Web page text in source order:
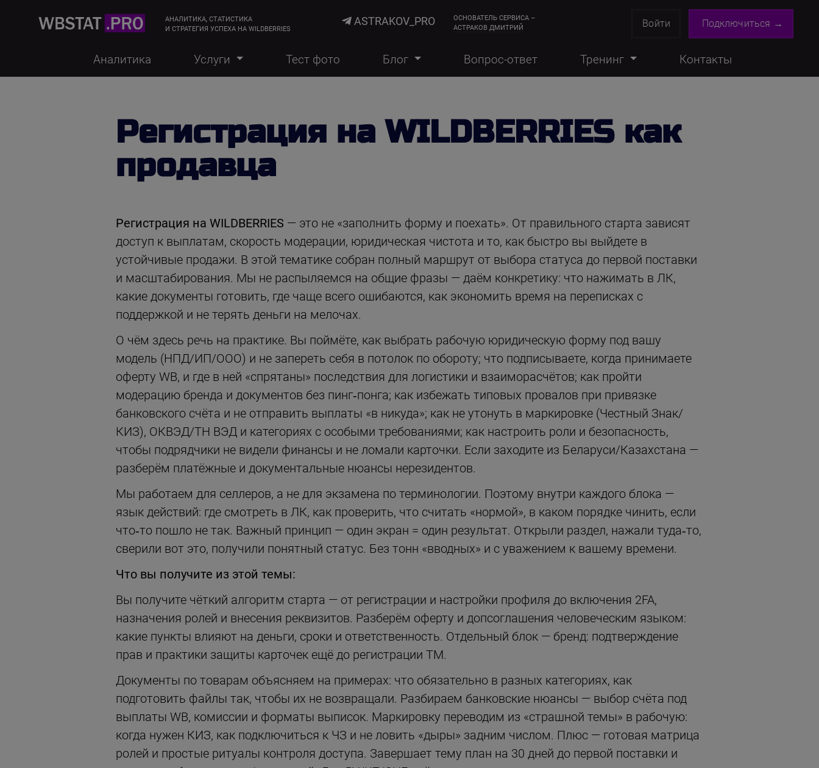
АНАЛИТИКА, СТАТИСТИКА
И СТРАТЕГИЯ УСПЕХА НА WILDBERRIES
ASTRAKOV_PRO
ОСНОВАТЕЛЬ СЕРВИСА –
АСТРАКОВ ДМИТРИЙ
Войти Подключиться →
Аналитика Услуги Тест фото Блог Вопрос-ответ Тренинг Контакты
Регистрация на WILDBERRIES как
продавца
Регистрация на WILDBERRIES — это не «заполнить форму и поехать». От правильного старта зависят
доступ к выплатам, скорость модерации, юридическая чистота и то, как быстро вы выйдете в
устойчивые продажи. В этой тематике собран полный маршрут от выбора статуса до первой поставки
и масштабирования. Мы не распыляемся на общие фразы — даём конкретику: что нажимать в ЛК,
какие документы готовить, где чаще всего ошибаются, как экономить время на переписках с
поддержкой и не терять деньги на мелочах.
О чём здесь речь на практике. Вы поймёте, как выбрать рабочую юридическую форму под вашу
модель (НПД/ИП/ООО) и не запереть себя в потолок по обороту; что подписываете, когда принимаете
оферту WB, и где в ней «спрятаны» последствия для логистики и взаиморасчётов; как пройти
модерацию бренда и документов без пинг‑понга; как избежать типовых провалов при привязке
банковского счёта и не отправить выплаты «в никуда»; как не утонуть в маркировке (Честный Знак/
КИЗ), ОКВЭД/ТН ВЭД и категориях с особыми требованиями; как настроить роли и безопасность,
чтобы подрядчики не видели финансы и не ломали карточки. Если заходите из Беларуси/Казахстана —
разберём платёжные и документальные нюансы нерезидентов.
Мы работаем для селлеров, а не для экзамена по терминологии. Поэтому внутри каждого блока —
язык действий: где смотреть в ЛК, как проверить, что считать «нормой», в каком порядке чинить, если
что‑то пошло не так. Важный принцип — один экран = один результат. Открыли раздел, нажали туда‑то,
сверили вот это, получили понятный статус. Без тонн «вводных» и с уважением к вашему времени.
Что вы получите из этой темы:
Вы получите чёткий алгоритм старта — от регистрации и настройки профиля до включения 2FA,
назначения ролей и внесения реквизитов. Разберём оферту и допсоглашения человеческим языком:
какие пункты влияют на деньги, сроки и ответственность. Отдельный блок — бренд: подтверждение
прав и практики защиты карточек ещё до регистрации ТМ.
Документы по товарам объясняем на примерах: что обязательно в разных категориях, как
подготовить файлы так, чтобы их не возвращали. Разбираем банковские нюансы — выбор счёта под
выплаты WB, комиссии и форматы выписок. Маркировку переводим из «страшной темы» в рабочую:
когда нужен КИЗ, как подключиться к ЧЗ и не ловить «дыры» задним числом. Плюс — готовая матрица
ролей и простые ритуалы контроля доступа. Завершает тему план на 30 дней до первой поставки и